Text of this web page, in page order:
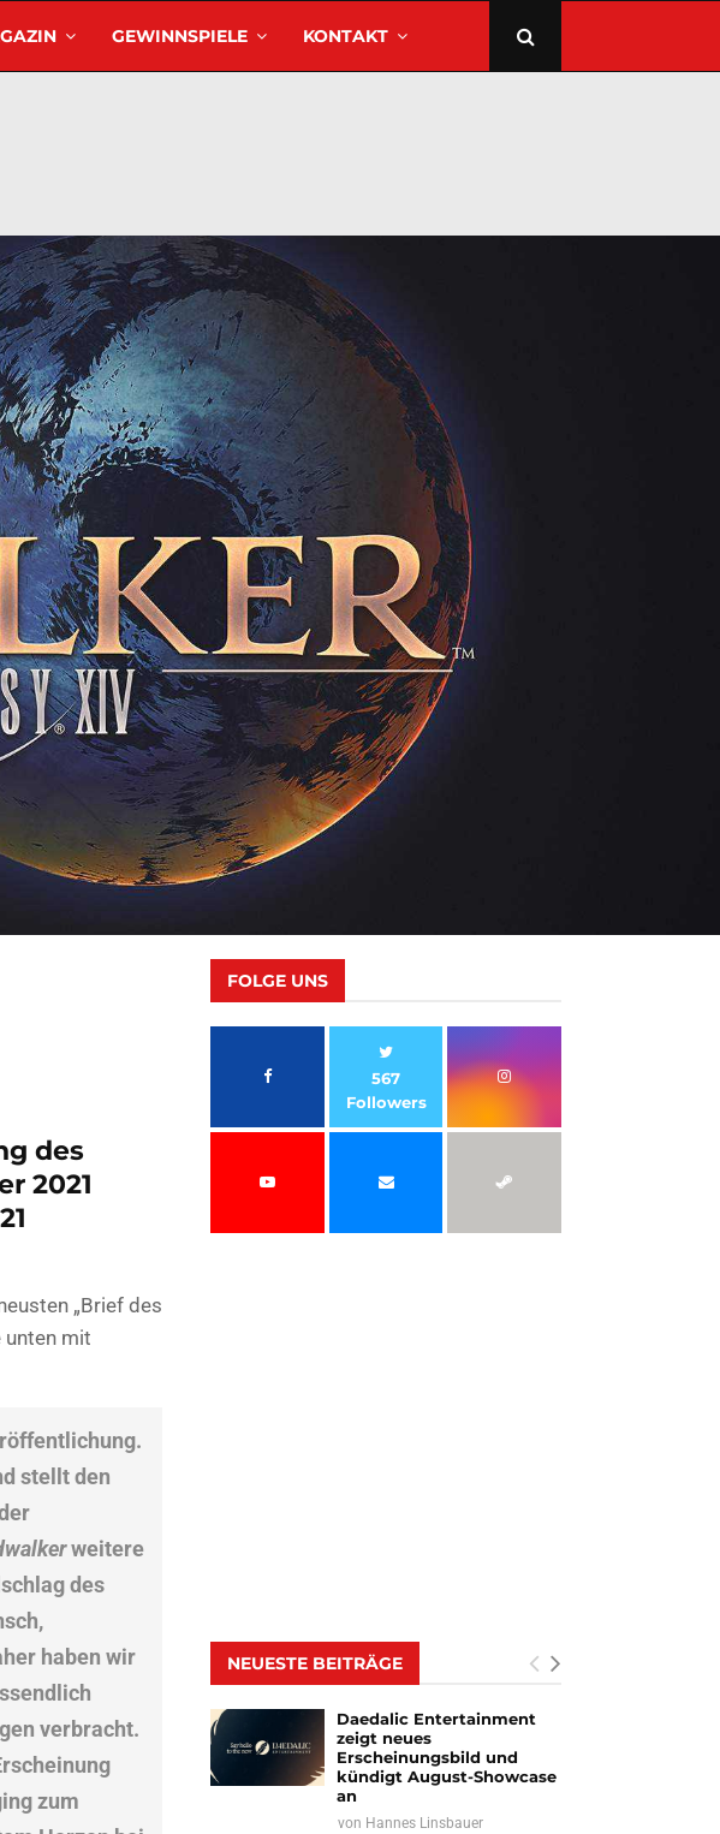
GEWINNSPIELE KONTAKT
des
2021
„Brief des
unten mit
stellt den
weitere
des
haben wir
verbracht.
zum
FOLGE UNS
567
Followers
NEUESTE BEITRÄGE
Daedalic Entertainment
zeigt neues
Erscheinungsbild und
kündigt August-Showcase
an
von Hannes Linsbauer